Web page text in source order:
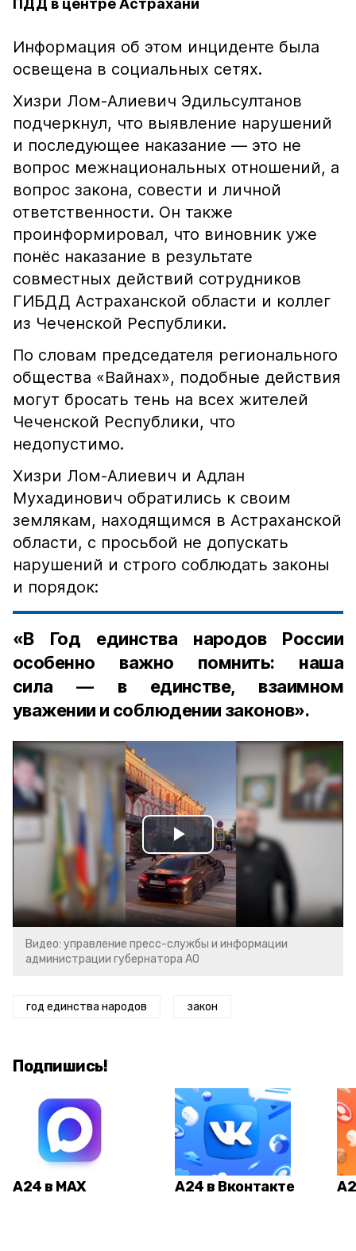
ПДД в центре Астрахани
Информация об этом инциденте была
освещена в социальных сетях.
Хизри Лом-Алиевич Эдильсултанов
подчеркнул, что выявление нарушений
и последующее наказание — это не
вопрос межнациональных отношений, а
вопрос закона, совести и личной
ответственности. Он также
проинформировал, что виновник уже
понёс наказание в результате
совместных действий сотрудников
ГИБДД Астраханской области и коллег
из Чеченской Республики.
По словам председателя регионального
общества «Вайнах», подобные действия
могут бросать тень на всех жителей
Чеченской Республики, что
недопустимо.
Хизри Лом-Алиевич и Адлан
Мухадинович обратились к своим
землякам, находящимся в Астраханской
области, с просьбой не допускать
нарушений и строго соблюдать законы
и порядок:
«В Год единства народов России
особенно важно помнить: наша
сила — в единстве, взаимном
уважении и соблюдении законов».
Play
Video
Видео: управление пресс-службы и информации
администрации губернатора АО
год единства народов закон
Подпишись!
А24 в MAX А24 в Вконтакте